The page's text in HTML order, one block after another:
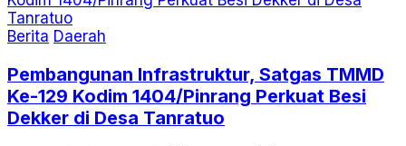
Berita Daerah
Pembangunan Infrastruktur, Satgas TMMD
Ke-129 Kodim 1404/Pinrang Perkuat Besi
Dekker di Desa Tanratuo